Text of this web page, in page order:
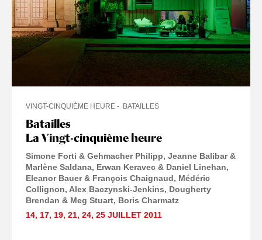
Batailles
La Vingt-cinquième heure
VINGT-CINQUIÈME HEURE BATAILLES
Simone Forti & Gehmacher Philipp Jeanne Balibar &
Marlène Saldana Erwan Keravec & Daniel Linehan
Eleanor Bauer & François Chaignaud
Médéric
Collignon Alex Baczynski-Jenkins, Dougherty
Brendan & Meg Stuart Boris Charmatz
14, 17, 19, 21, 24, 25 JUILLET 2011